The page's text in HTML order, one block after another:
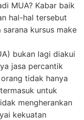
MUA? Kabar baik
hal-hal tersebut
kursus make
bukan lagi diakui
jasa percantik
tidak hanya
untuk
mengherankan
kekuatan